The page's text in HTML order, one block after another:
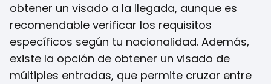
obtener un visado a la llegada, aunque es
recomendable verificar los requisitos
específicos según tu nacionalidad. Además,
existe la opción de obtener un visado de
múltiples entradas, que permite cruzar entre